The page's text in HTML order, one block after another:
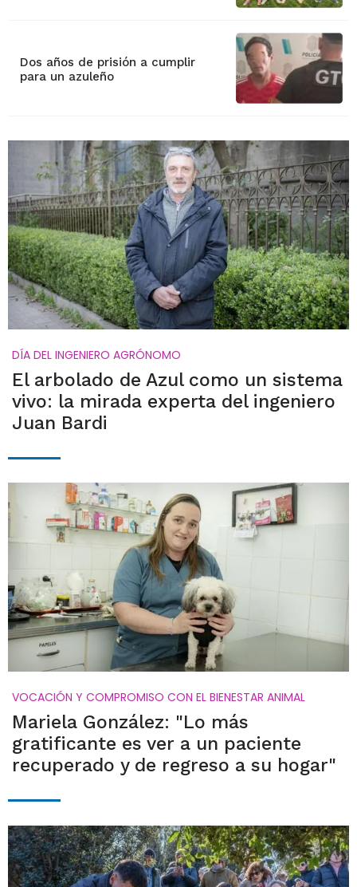
Dos años de prisión a cumplir
para un azuleño
DÍA DEL INGENIERO AGRÓNOMO
El arbolado de Azul como un sistema
vivo: la mirada experta del ingeniero
Juan Bardi
VOCACIÓN Y COMPROMISO CON EL BIENESTAR ANIMAL
Mariela González: "Lo más
gratificante es ver a un paciente
recuperado y de regreso a su hogar"